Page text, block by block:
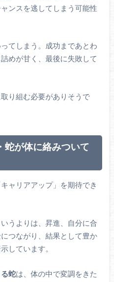
ンスを逃してしまう可能性
てしまう。成功まであとわ
めが甘く、最後に失敗して
り組む必要がありそうで
蛇が体に絡みついて
ャリアアップ」を期待でき
うよりは、昇進、自分に合
つながり、結果として豊か
しています。
蛇は、体の中で変調をきた